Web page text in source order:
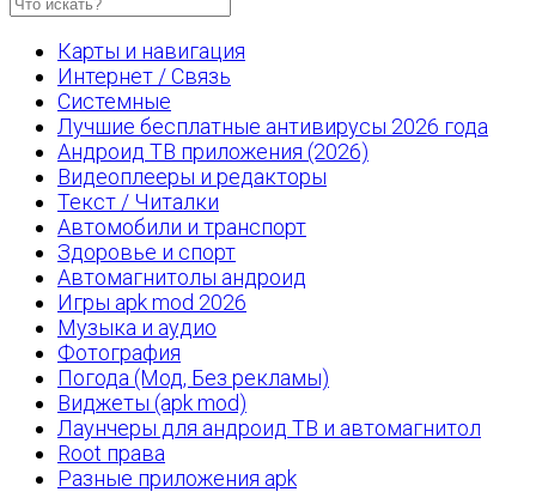
Карты и навигация
Интернет / Связь
Системные
Лучшие бесплатные антивирусы 2026 года
Андроид ТВ приложения (2026)
Видеоплееры и редакторы
Текст / Читалки
Автомобили и транспорт
Здоровье и спорт
Автомагнитолы андроид
Игры apk mod 2026
Музыка и аудио
Фотография
Погода (Мод, Без рекламы)
Виджеты (apk mod)
Лаунчеры для андроид ТВ и автомагнитол
Root права
Разные приложения apk